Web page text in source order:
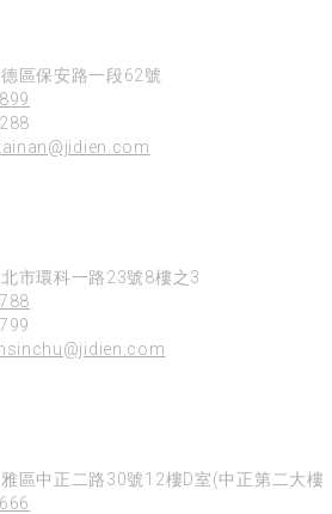
區保安路一段62號
市環科一路23號8樓之3
區中正二路30號12樓D室(中正第二大樓)